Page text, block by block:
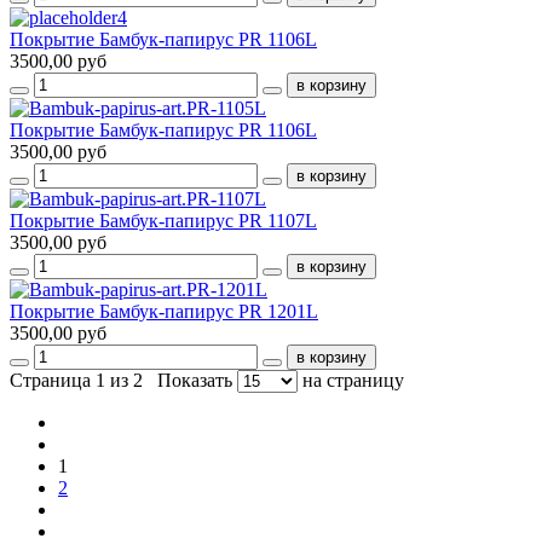
Покрытие Бамбук-папирус PR 1106L
3500,00 руб
Покрытие Бамбук-папирус PR 1106L
3500,00 руб
Покрытие Бамбук-папирус PR 1107L
3500,00 руб
Покрытие Бамбук-папирус PR 1201L
3500,00 руб
Страница 1 из 2 Показать на страницу
1
2